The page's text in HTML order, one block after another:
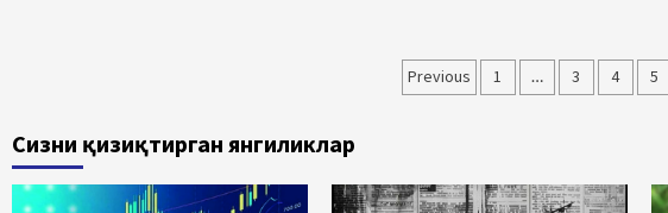
Maqolalar
Previous 1 … 3 4 5
Сизни қизиқтирган янгиликлар